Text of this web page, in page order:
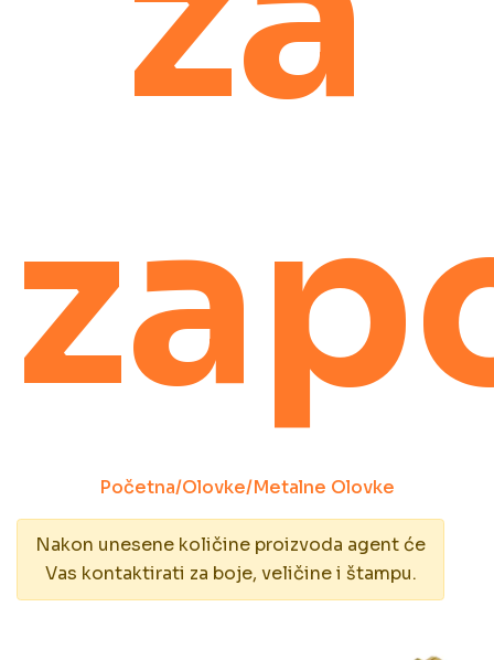
Početna/Olovke/Metalne Olovke
Nakon unesene količine proizvoda agent će
Vas kontaktirati za boje, veličine i štampu.